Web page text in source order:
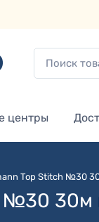
центры
Top Stitch №30
№30 30м